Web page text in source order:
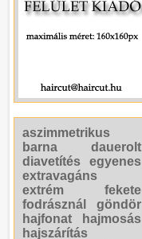
aszimmetrikus
barna
dauerolt
diavetítés
egyenes
extravagáns
extrém
fekete
fodrásznál
göndör
hajfonat
hajmosás
hajszárítás